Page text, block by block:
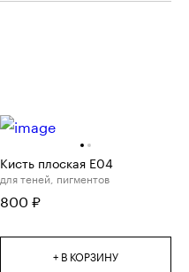
Кисть плоская E04
для теней, пигментов
800 ₽
+ В КОРЗИНУ